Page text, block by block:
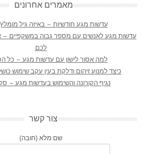
מאמרים אחרונים
עדשות מגע חודשיות – באיזה גיל
עדשות מגע לאנשים עם מספר גבוה במשקפיים –
לכם
למה אסור לישון עם עדשות מגע – כל
כיצד למנוע זיהום ודלקת בעין עקב שימוש
נגיף הקורונה והשימוש בעדשות מגע –
צור קשר
שם מלא (חובה)